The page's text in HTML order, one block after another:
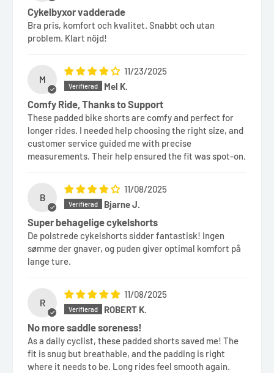
Cykelbyxor vadderade
Bra pris, komfort och kvalitet. Snabbt och utan
problem. Klart nöjd!
M
11/23/2025
Mel K.
Comfy Ride, Thanks to Support
These padded bike shorts are comfy and perfect for
longer rides. I needed help choosing the right size, and
customer service guided me with precise
measurements. Their help ensured the fit was spot-on.
B
11/08/2025
Bjarne J.
Super behagelige cykelshorts
De polstrede cykelshorts sidder fantastisk! Ingen
sømme der gnaver, og puden giver optimal komfort på
lange ture.
R
11/08/2025
ROBERT K.
No more saddle soreness!
As a daily cyclist, these padded shorts saved me! The
fit is snug but breathable, and the padding is right
where it needs to be. Long rides feel smooth again.